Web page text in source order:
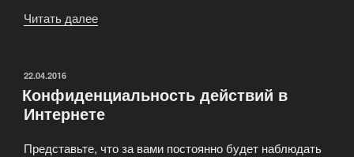
Читать далее
помощью
ВПН»
ОПУБЛИКОВАНО
22.04.2016
Конфиденциальность действий в
Интернете
Представьте, что за вами постоянно будет наблюдать